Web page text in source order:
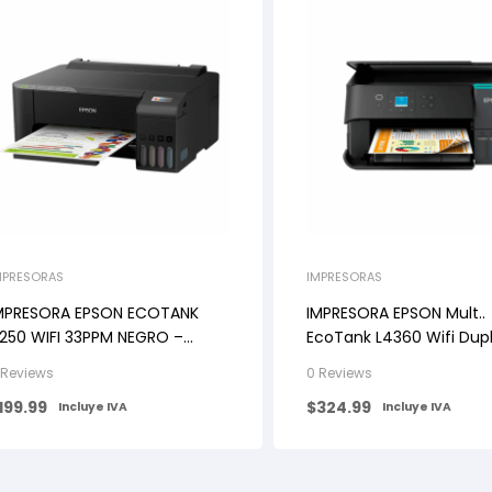
EPSON ECOTANK
WIFI 33PPM NEGRO –
Incluye IVA
IMPRESORAS
IMPRESORA EPSON Mult..
EcoTank L4360 Wifi
5760x1440dpi BLACK
0 Reviews
$324.99 Incluye IVA